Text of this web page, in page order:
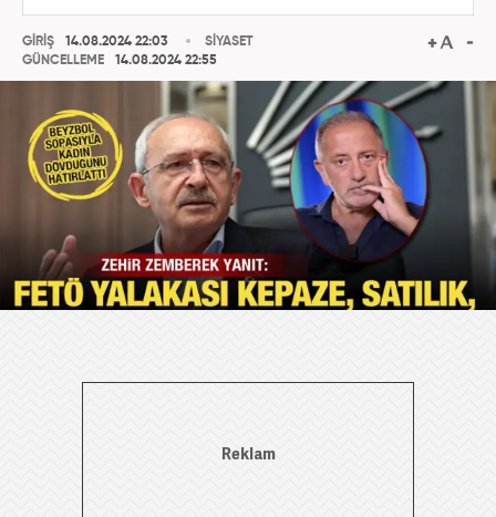
GİRİŞ
14.08.2024 22:03
GÜNCELLEME
14.08.2024 22:55
SİYASET